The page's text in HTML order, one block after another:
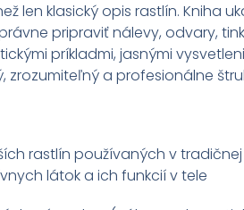
len klasický opis rastlín. Kniha
pripraviť nálevy, odvary,
príkladmi, jasnými
a profesionálne
rastlín používaných v
látok a ich funkcií v tele